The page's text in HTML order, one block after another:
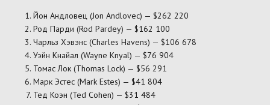
Йон Андловец (Jon Andlovec) — $262 220
Род Парди (Rod Pardey) — $162 100
Чарльз Хэвэнс (Charles Havens) — $106 678
Уэйн Кнайал (Wayne Knyal) — $76 904
Томас Лок (Thomas Lock) — $56 291
Марк Эстес (Mark Estes) — $41 804
Тед Коэн (Ted Cohen) — $31 484